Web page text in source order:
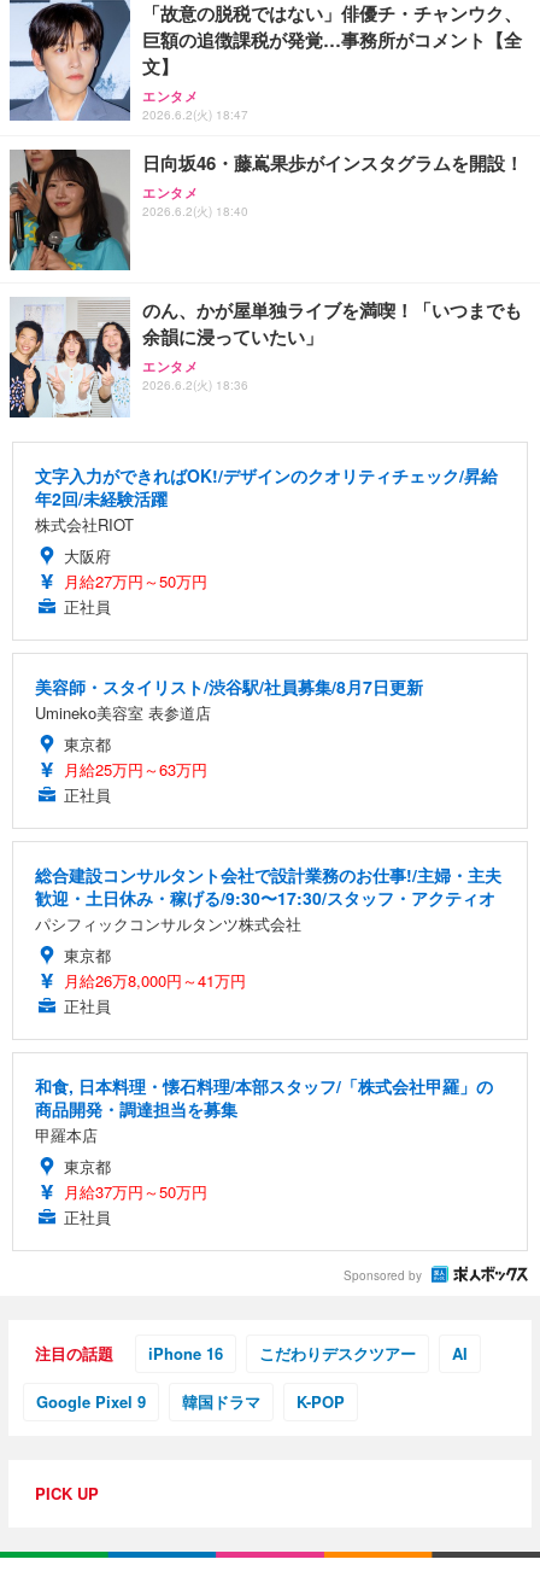
「故意の脱税ではない」俳優チ・チャンウク、
巨額の追徴課税が発覚…事務所がコメント【全
文】
エンタメ
2026.6.2(火) 18:47
日向坂46・藤嶌果歩がインスタグラムを開設！
エンタメ
2026.6.2(火) 18:40
のん、かが屋単独ライブを満喫！「いつまでも
余韻に浸っていたい」
エンタメ
2026.6.2(火) 18:36
文字入力ができればOK!/デザインのクオリティチェック/昇給
年2回/未経験活躍
株式会社RIOT
大阪府
月給27万円～50万円
正社員
美容師・スタイリスト/渋谷駅/社員募集/8月7日更新
Umineko美容室 表参道店
東京都
月給25万円～63万円
正社員
総合建設コンサルタント会社で設計業務のお仕事!/主婦・主夫
歓迎・土日休み・稼げる/9:30〜17:30/スタッフ・アクティオ
パシフィックコンサルタンツ株式会社
東京都
月給26万8,000円～41万円
正社員
和食, 日本料理・懐石料理/本部スタッフ/「株式会社甲羅」の
商品開発・調達担当を募集
甲羅本店
東京都
月給37万円～50万円
正社員
Sponsored by
注目の話題 iPhone 16 こだわりデスクツアー AI
Google Pixel 9 韓国ドラマ K-POP
PICK UP